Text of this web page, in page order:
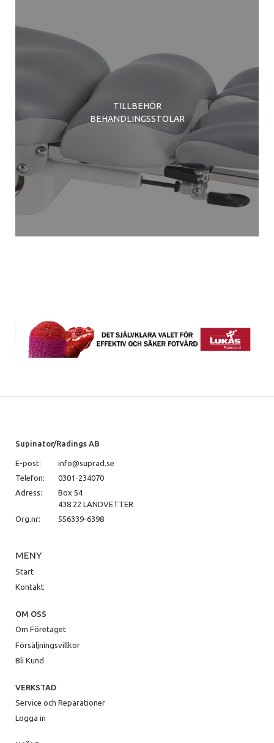
TILLBEHÖR
BEHANDLINGSSTOLAR
Supinator/Radings AB
E-post:
info@suprad.se
Telefon:
0301-234070
Adress:
Box 54
438 22 LANDVETTER
Org.nr:
556339-6398
MENY
Start
Kontakt
OM OSS
Om Företaget
Försäljningsvillkor
Bli Kund
VERKSTAD
Service och Reparationer
Logga in